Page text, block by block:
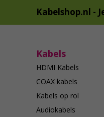
Kabelshop.nl -
Kabels
HDMI Kabels
COAX kabels
Kabels op rol
Audiokabels